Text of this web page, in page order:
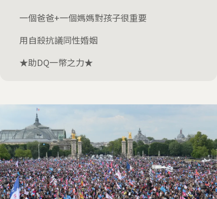
一個爸爸+一個媽媽對孩子很重要
用自殺抗議同性婚姻
★助DQ一幣之力★